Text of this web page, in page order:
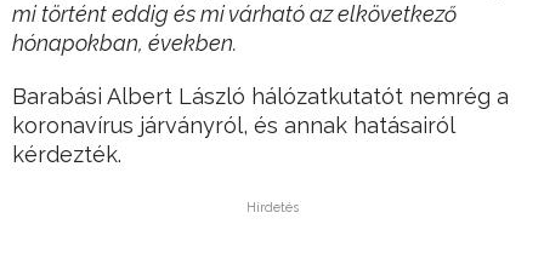
mi történt eddig és mi várható az elkövetkező
hónapokban, években.
Barabási Albert László hálózatkutatót nemrég a
koronavírus járványról, és annak hatásairól
kérdezték.
Hirdetés